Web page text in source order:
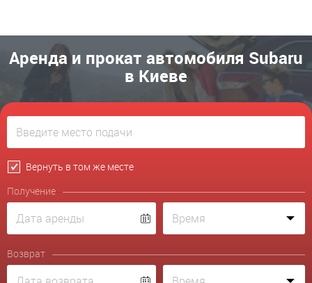
Аренда и прокат автомобиля Subaru
в Киеве
Вернуть в том же месте
Получение
Возврат